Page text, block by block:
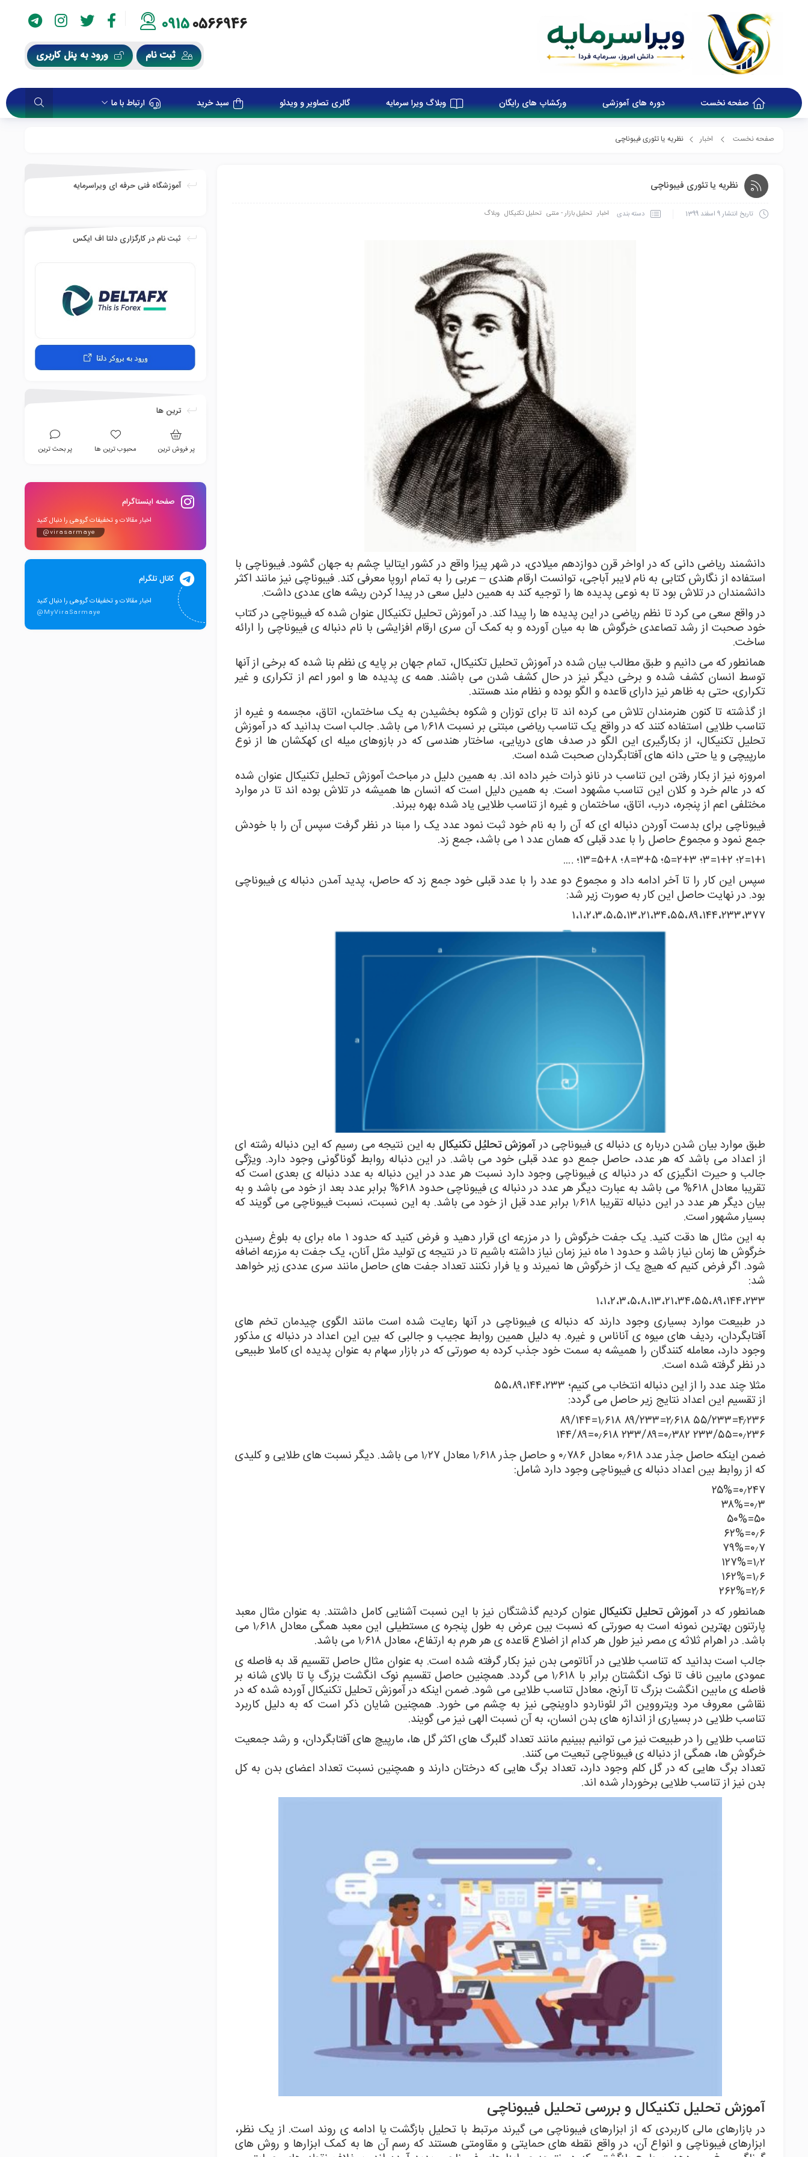
09150566946
ثبت نام ورود به پنل کاربری
صفحه نخست دوره های آموزشی ورکشاپ های رایگان وبلاگ ویرا سرمایه گالری تصاویر و ویدئو سبد خرید ارتباط با ما
صفحه نخست اخبار نظریه یا تئوری فیبوناچی
نظریه یا تئوری فیبوناچی
تاریخ انتشار9 اسفند 1399 دسته بندی اخبار تحلیل بازار - متنی تحلیل تکنیکال وبلاگ
دانشمند ریاضی دانی که در اواخر قرن دوازدهم میلادی، در شهر پیزا واقع در کشور ایتالیا چشم به جهان گشود. فیبوناچی با
استفاده از نگارش کتابی به نام لایبر آباجی، توانست ارقام هندی – عربی را به تمام اروپا معرفی کند. فیبوناچی نیز مانند اکثر
دانشمندان در تلاش بود تا به نوعی پدیده ها را توجیه کند به همین دلیل سعی در پیدا کردن ریشه های عددی داشت.
در واقع سعی می کرد تا نظم ریاضی در این پدیده ها را پیدا کند. در آموزش تحلیل تکنیکال عنوان شده که فیبوناچی در کتاب
خود صحبت از رشد تصاعدی خرگوش ها به میان آورده و به کمک آن سری ارقام افزایشی با نام دنباله ی فیبوناچی را ارائه
ساخت.
همانطور که می دانیم و طبق مطالب بیان شده در آموزش تحلیل تکنیکال، تمام جهان بر پایه ی نظم بنا شده که برخی از آنها
توسط انسان کشف شده و برخی دیگر نیز در حال کشف شدن می باشند. همه ی پدیده ها و امور اعم از تکراری و غیر
تکراری، حتی به ظاهر نیز دارای قاعده و الگو بوده و نظام مند هستند.
از گذشته تا کنون هنرمندان تلاش می کرده اند تا برای توزان و شکوه بخشیدن به یک ساختمان، اتاق، مجسمه و غیره از
تناسب طلایی استفاده کنند که در واقع یک تناسب ریاضی مبتنی بر نسبت ۱٫۶۱۸ می باشد. جالب است بدانید که در آموزش
تحلیل تکنیکال، از بکارگیری این الگو در صدف های دریایی، ساختار هندسی که در بازوهای میله ای کهکشان ها از نوع
مارپیچی و یا حتی دانه های آفتابگردان صحبت شده است.
امروزه نیز از بکار رفتن این تناسب در نانو ذرات خبر داده اند. به همین دلیل در مباحث آموزش تحلیل تکنیکال عنوان شده
که در عالم خرد و کلان این تناسب مشهود است. به همین دلیل است که انسان ها همیشه در تلاش بوده اند تا در موارد
مختلفی اعم از پنجره، درب، اتاق، ساختمان و غیره از تناسب طلایی یاد شده بهره ببرند.
فیبوناچی برای بدست آوردن دنباله ای که آن را به نام خود ثبت نمود عدد یک را مبنا در نظر گرفت سپس آن را با خودش
جمع نمود و مجموع حاصل را با عدد قبلی که همان عدد ۱ می باشد، جمع زد.
۱+۱=۲؛ ۲+۱=۳؛ ۳+۲=۵؛ ۵+۳=۸؛ ۸+۵=۱۳؛ ….
سپس این کار را تا آخر ادامه داد و مجموع دو عدد را با عدد قبلی خود جمع زد که حاصل، پدید آمدن دنباله ی فیبوناچی
بود. در نهایت حاصل این کار به صورت زیر شد:
۱،۱،۲،۳،۵،۵،۱۳،۲۱،۳۴،۵۵،۸۹،۱۴۴،۲۳۳،۳۷۷
طبق موارد بیان شدن درباره ی دنباله ی فیبوناچی درآموزش تحلیُل تکنیکال به این نتیجه می رسیم که این دنباله رشته ای
از اعداد می باشد که هر عدد، حاصل جمع دو عدد قبلی خود می باشد. در این دنباله روابط گوناگونی وجود دارد. ویژگی
جالب و حیرت انگیزی که در دنباله ی فیبوناچی وجود دارد نسبت هر عدد در این دنباله به عدد دنباله ی بعدی است که
تقریبا معادل ۶۱۸% می باشد به عبارت دیگر هر عدد در دنباله ی فیبوناچی حدود ۶۱۸% برابر عدد بعد از خود می باشد و به
بیان دیگر هر عدد در این دنباله تقریبا ۱٫۶۱۸ برابر عدد قبل از خود می باشد. به این نسبت، نسبت فیبوناچی می گویند که
بسیار مشهور است.
به این مثال ها دقت کنید. یک جفت خرگوش را در مزرعه ای قرار دهید و فرض کنید که حدود ۱ ماه برای به بلوغ رسیدن
خرگوش ها زمان نیاز باشد و حدود ۱ ماه نیز زمان نیاز داشته باشیم تا در نتیجه ی تولید مثل آنان، یک جفت به مزرعه اضافه
شود. اگر فرض کنیم که هیچ یک از خرگوش ها نمیرند و یا فرار نکنند تعداد جفت های حاصل مانند سری عددی زیر خواهد
شد:
۱،۱،۲،۳،۵،۸،۱۳،۲۱،۳۴،۵۵،۸۹،۱۴۴،۲۳۳
در طبیعت موارد بسیاری وجود دارند که دنباله ی فیبوناچی در آنها رعایت شده است مانند الگوی چیدمان تخم های
آفتابگردان، ردیف های میوه ی آناناس و غیره. به دلیل همین روابط عجیب و جالبی که بین این اعداد در دنباله ی مذکور
وجود دارد، معامله کنندگان را همیشه به سمت خود جذب کرده به صورتی که در بازار سهام به عنوان پدیده ای کاملا طبیعی
در نظر گرفته شده است.
مثلا چند عدد را از این دنباله انتخاب می کنیم؛ ۵۵،۸۹،۱۴۴،۲۳۳
از تقسیم این اعداد نتایج زیر حاصل می گردد:
۴٫۲۳۶=۵۵/۲۳۳ ۲٫۶۱۸=۸۹/۲۳۳ ۱٫۶۱۸=۸۹/۱۴۴
۰٫۲۳۶=۲۳۳/۵۵ ۰٫۳۸۲=۲۳۳/۸۹ ۰٫۶۱۸=۱۴۴/۸۹
ضمن اینکه حاصل جذر عدد ۰٫۶۱۸ معادل ۰٫۷۸۶ و حاصل جذر ۱٫۶۱۸ معادل ۱٫۲۷ می باشد. دیگر نسبت های طلایی و کلیدی
که از روابط بین اعداد دنباله ی فیبوناچی وجود دارد شامل:
۰٫۲۴۷=۲۵%
۰٫۳=۳۸%
۵۰=۵۰%
۰٫۶=۶۲%
۰٫۷=۷۹%
۱٫۲=۱۲۷%
۱٫۶=۱۶۲%
۲٫۶=۲۶۲%
همانطور که درآموزش تحلیل تکنیکال عنوان کردیم گذشتگان نیز با این نسبت آشنایی کامل داشتند. به عنوان مثال معبد
پارتنون بهترین نمونه است به صورتی که نسبت بین عرض به طول پنجره ی مستطیلی این معبد همگی معادل ۱٫۶۱۸ می
باشد. در اهرام ثلاثه ی مصر نیز طول هر کدام از اضلاع قاعده ی هر هرم به ارتفاع، معادل ۱٫۶۱۸ می باشد.
جالب است بدانید که تناسب طلایی در آناتومی بدن نیز بکار گرفته شده است. به عنوان مثال حاصل تقسیم قد به فاصله ی
عمودی مابین ناف تا نوک انگشتان برابر با ۱٫۶۱۸ می گردد. همچنین حاصل تقسیم نوک انگشت بزرگ پا تا بالای شانه بر
فاصله ی مابین انگشت بزرگ تا آرنج، معادل تناسب طلایی می شود. ضمن اینکه در آموزش تحلیل تکنیکال آورده شده که در
نقاشی معروف مرد ویترووین اثر لئوناردو داوینچی نیز به چشم می خورد. همچنین شایان ذکر است که به دلیل کاربرد
تناسب طلایی در بسیاری از اندازه های بدن انسان، به آن نسبت الهی نیز می گویند.
تناسب طلایی را در طبیعت نیز می توانیم ببینیم مانند تعداد گلبرگ های اکثر گل ها، مارپیچ های آفتابگردان، و رشد جمعیت
خرگوش ها، همگی از دنباله ی فیبوناچی تبعیت می کنند.
تعداد برگ هایی که در گل کلم وجود دارد، تعداد برگ هایی که درختان دارند و همچنین نسبت تعداد اعضای بدن به کل
بدن نیز از تناسب طلایی برخوردار شده اند.
آموزش تحلیل تکنیکال و بررسی تحلیل فیبوناچی
در بازارهای مالی کاربردی که از ابزارهای فیبوناچی می گیرند مرتبط با تحلیل بازگشت یا ادامه ی روند است. از یک نظر،
ابزارهای فیبوناچی و انواع آن، در واقع نقطه های حمایتی و مقاومتی هستند که رسم آن ها به کمک ابزارها و روش های
آموزشگاه فنی حرفه ای ویراسرمایه
ثبت نام در کارگزاری دلتا اف ایکس
ترین ها
پر فروش ترین محبوب ترین ها پر بحث ترین
صفحه اینستاگرام
اخبار مقالات و تخفیفات گروهی را دنبال کنید
@virasarmaye
کانال تلگرام
اخبار مقالات و تخفیفات گروهی را دنبال کنید
@MyViraSarmaye